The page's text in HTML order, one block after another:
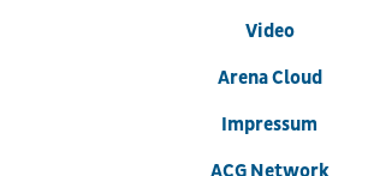
Video
Arena Cloud
Impressum
ACG Network